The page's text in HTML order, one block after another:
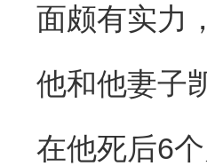
面颇有实力
他和他妻子
在他死后6